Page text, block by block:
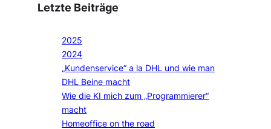
Letzte Beiträge
2025
2024
„Kundenservice“ a la DHL und wie man
DHL Beine macht
Wie die KI mich zum „Programmierer“
macht
Homeoffice on the road